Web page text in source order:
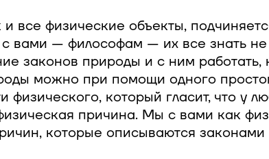
все физические объекты,
вами — философам — их все знать не
законов природы и с ним работать,
можно при помощи одного
физического, который гласит, что у
причина. Мы с вами как
которые описываются